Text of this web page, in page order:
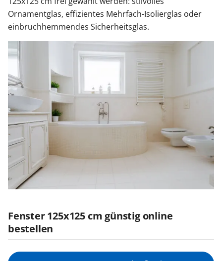
Ornamentglas, effizientes Mehrfach-Isolierglas oder
einbruchhemmendes Sicherheitsglas.
Fenster 125x125 cm günstig online
bestellen